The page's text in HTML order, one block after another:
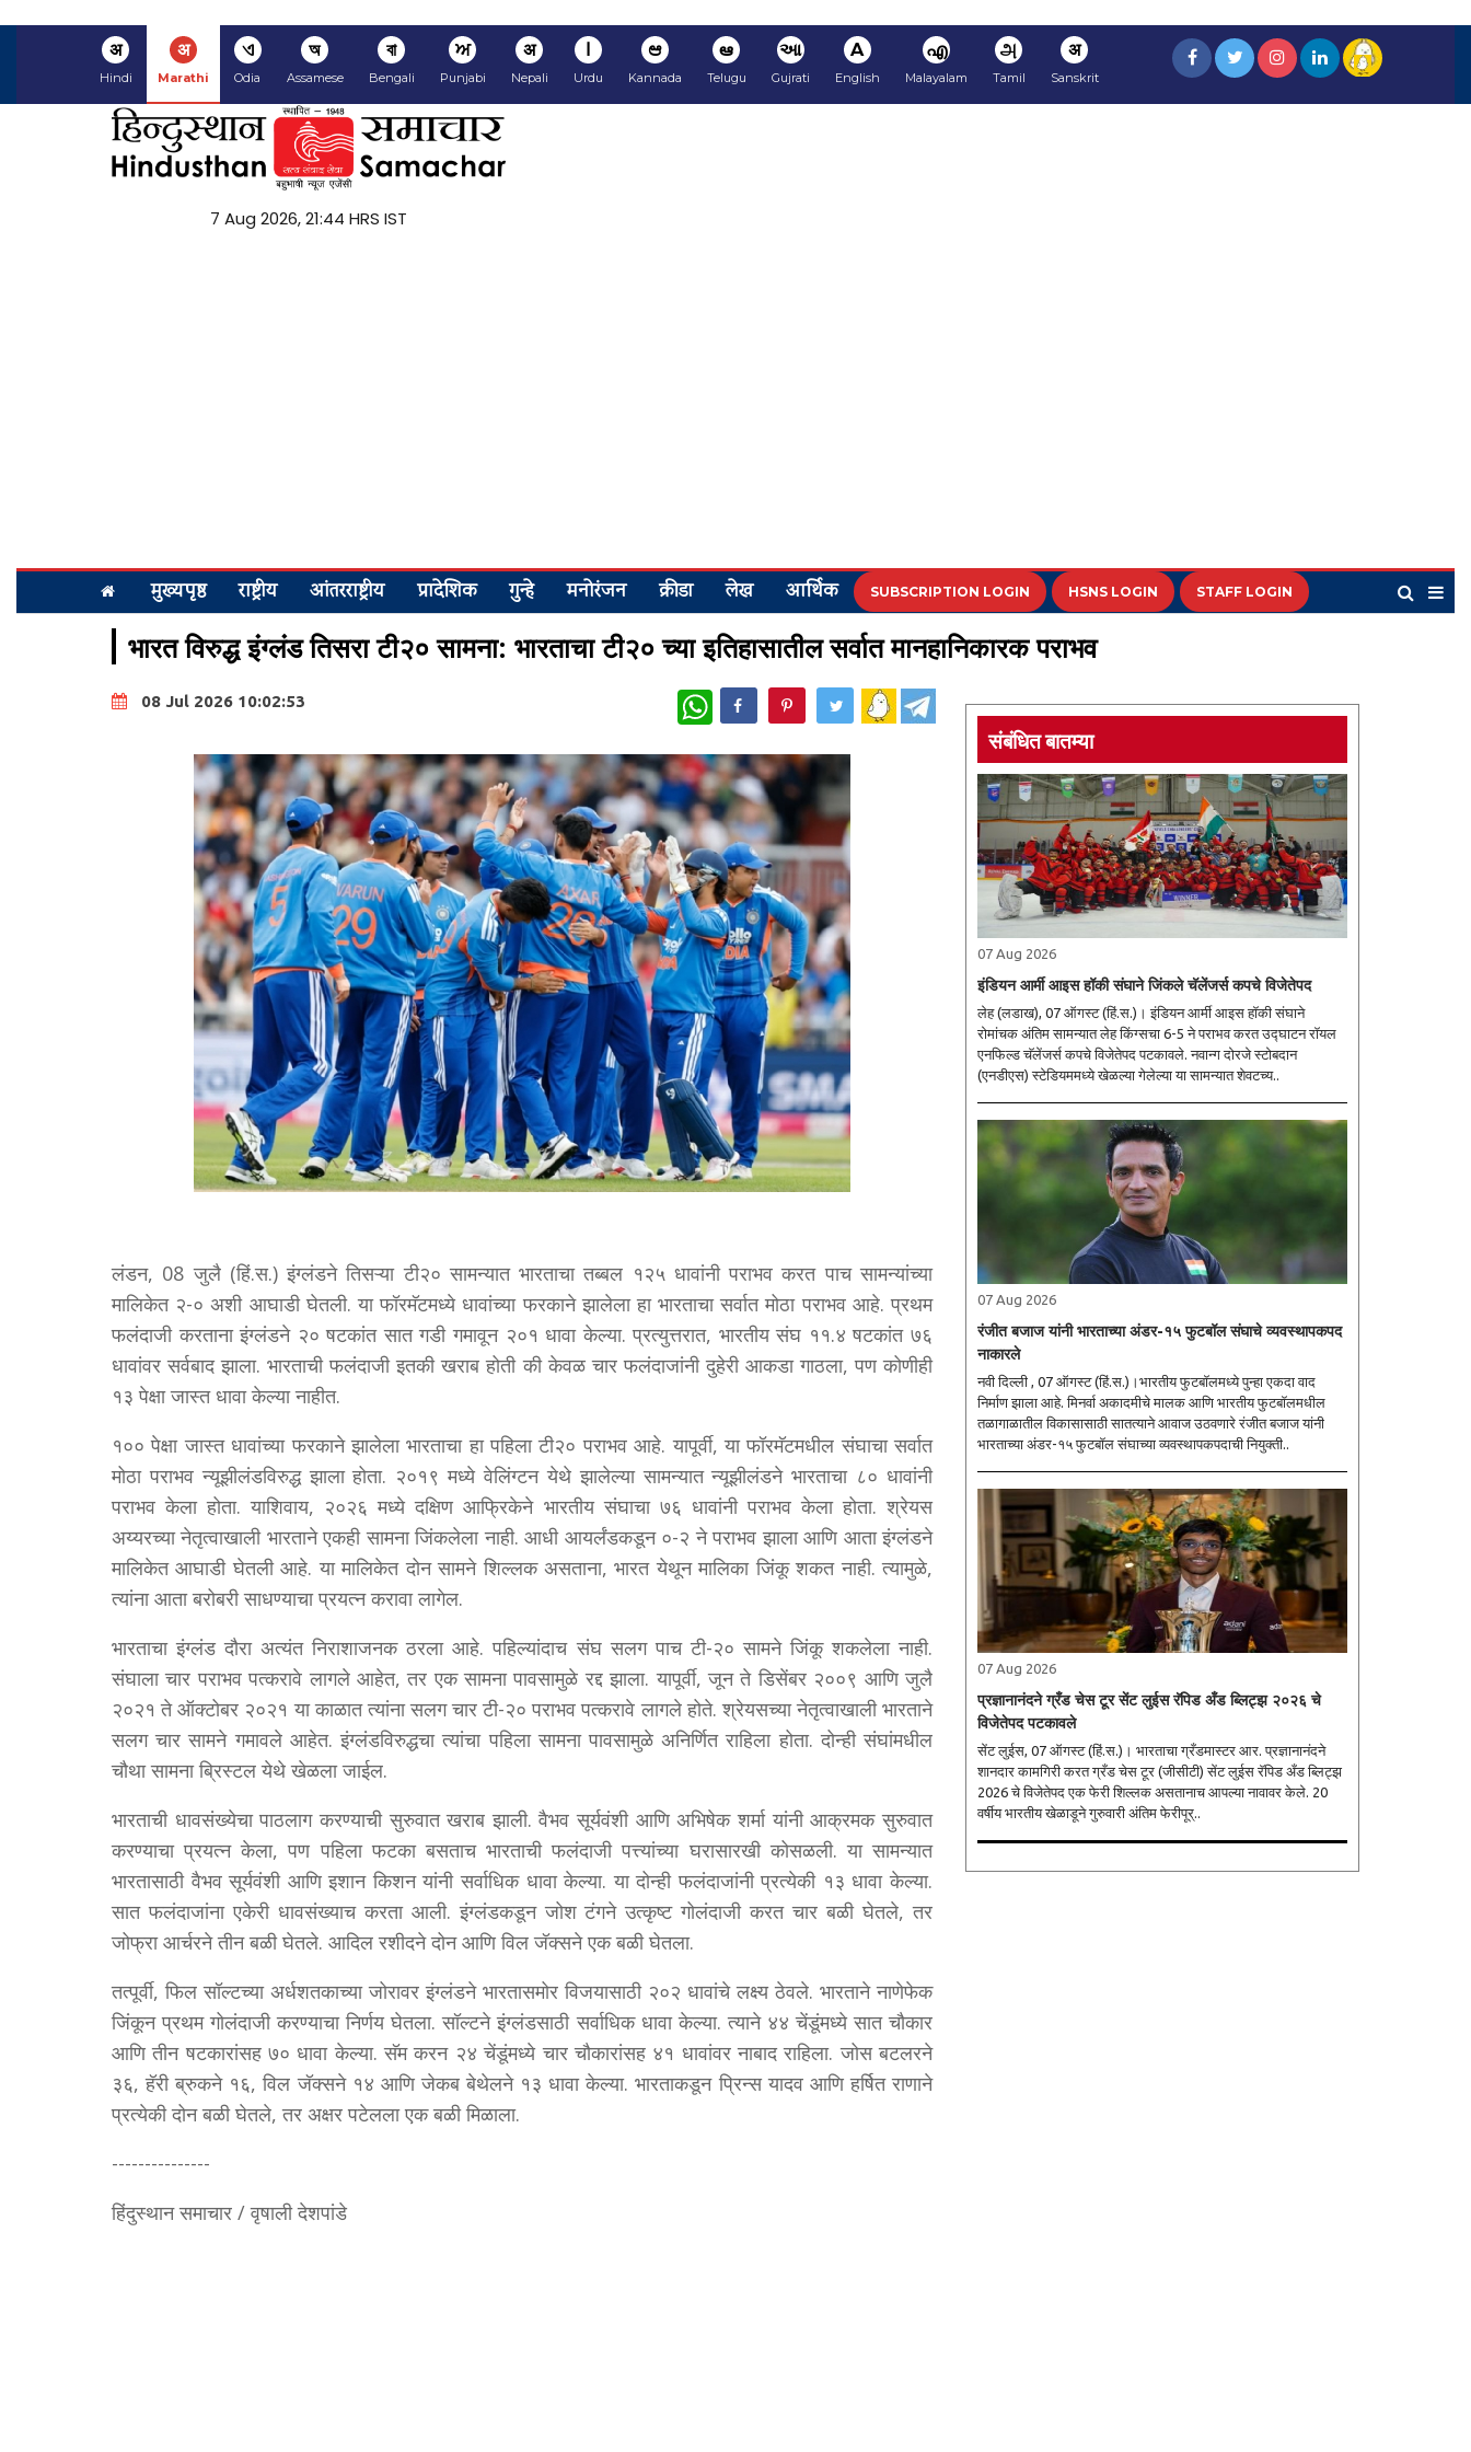
अ
Hindi
अ
Marathi
ଏ
Odia
অ
Assamese
বা
Bengali
ਅ
Punjabi
अ
Nepali
ا
Urdu
ಆ
Kannada
ఆ
Telugu
આ
Gujrati
A
English
എ
Malayalam
அ
Tamil
अ
Sanskrit
7 Aug 2026, 21:44 HRS IST
मुख्यपृष्ठ राष्ट्रीय आंतरराष्ट्रीय प्रादेशिक गुन्हे मनोरंजन क्रीडा लेख आर्थिक SUBSCRIPTION LOGIN HSNS LOGIN STAFF LOGIN
भारत विरुद्ध इंग्लंड तिसरा टी२० सामना: भारताचा टी२० च्या इतिहासातील सर्वात मानहानिकारक पराभव
08 Jul 2026 10:02:53 WhatsApp
लंडन, 08 जुलै (हिं.स.) इंग्लंडने तिसऱ्या टी२० सामन्यात भारताचा तब्बल १२५ धावांनी पराभव करत पाच सामन्यांच्या
मालिकेत २-० अशी आघाडी घेतली. या फॉरमॅटमध्ये धावांच्या फरकाने झालेला हा भारताचा सर्वात मोठा पराभव आहे. प्रथम
फलंदाजी करताना इंग्लंडने २० षटकांत सात गडी गमावून २०१ धावा केल्या. प्रत्युत्तरात, भारतीय संघ ११.४ षटकांत ७६
धावांवर सर्वबाद झाला. भारताची फलंदाजी इतकी खराब होती की केवळ चार फलंदाजांनी दुहेरी आकडा गाठला, पण कोणीही
१३ पेक्षा जास्त धावा केल्या नाहीत.
१०० पेक्षा जास्त धावांच्या फरकाने झालेला भारताचा हा पहिला टी२० पराभव आहे. यापूर्वी, या फॉरमॅटमधील संघाचा सर्वात
मोठा पराभव न्यूझीलंडविरुद्ध झाला होता. २०१९ मध्ये वेलिंग्टन येथे झालेल्या सामन्यात न्यूझीलंडने भारताचा ८० धावांनी
पराभव केला होता. याशिवाय, २०२६ मध्ये दक्षिण आफ्रिकेने भारतीय संघाचा ७६ धावांनी पराभव केला होता. श्रेयस
अय्यरच्या नेतृत्वाखाली भारताने एकही सामना जिंकलेला नाही. आधी आयर्लंडकडून ०-२ ने पराभव झाला आणि आता इंग्लंडने
मालिकेत आघाडी घेतली आहे. या मालिकेत दोन सामने शिल्लक असताना, भारत येथून मालिका जिंकू शकत नाही. त्यामुळे,
त्यांना आता बरोबरी साधण्याचा प्रयत्न करावा लागेल.
भारताचा इंग्लंड दौरा अत्यंत निराशाजनक ठरला आहे. पहिल्यांदाच संघ सलग पाच टी-२० सामने जिंकू शकलेला नाही.
संघाला चार पराभव पत्करावे लागले आहेत, तर एक सामना पावसामुळे रद्द झाला. यापूर्वी, जून ते डिसेंबर २००९ आणि जुलै
२०२१ ते ऑक्टोबर २०२१ या काळात त्यांना सलग चार टी-२० पराभव पत्करावे लागले होते. श्रेयसच्या नेतृत्वाखाली भारताने
सलग चार सामने गमावले आहेत. इंग्लंडविरुद्धचा त्यांचा पहिला सामना पावसामुळे अनिर्णित राहिला होता. दोन्ही संघांमधील
चौथा सामना ब्रिस्टल येथे खेळला जाईल.
भारताची धावसंख्येचा पाठलाग करण्याची सुरुवात खराब झाली. वैभव सूर्यवंशी आणि अभिषेक शर्मा यांनी आक्रमक सुरुवात
करण्याचा प्रयत्न केला, पण पहिला फटका बसताच भारताची फलंदाजी पत्त्यांच्या घरासारखी कोसळली. या सामन्यात
भारतासाठी वैभव सूर्यवंशी आणि इशान किशन यांनी सर्वाधिक धावा केल्या. या दोन्ही फलंदाजांनी प्रत्येकी १३ धावा केल्या.
सात फलंदाजांना एकेरी धावसंख्याच करता आली. इंग्लंडकडून जोश टंगने उत्कृष्ट गोलंदाजी करत चार बळी घेतले, तर
जोफ्रा आर्चरने तीन बळी घेतले. आदिल रशीदने दोन आणि विल जॅक्सने एक बळी घेतला.
तत्पूर्वी, फिल सॉल्टच्या अर्धशतकाच्या जोरावर इंग्लंडने भारतासमोर विजयासाठी २०२ धावांचे लक्ष्य ठेवले. भारताने नाणेफेक
जिंकून प्रथम गोलंदाजी करण्याचा निर्णय घेतला. सॉल्टने इंग्लंडसाठी सर्वाधिक धावा केल्या. त्याने ४४ चेंडूंमध्ये सात चौकार
आणि तीन षटकारांसह ७० धावा केल्या. सॅम करन २४ चेंडूंमध्ये चार चौकारांसह ४१ धावांवर नाबाद राहिला. जोस बटलरने
३६, हॅरी ब्रुकने १६, विल जॅक्सने १४ आणि जेकब बेथेलने १३ धावा केल्या. भारताकडून प्रिन्स यादव आणि हर्षित राणाने
प्रत्येकी दोन बळी घेतले, तर अक्षर पटेलला एक बळी मिळाला.
---------------
हिंदुस्थान समाचार / वृषाली देशपांडे
संबंधित बातम्या
07 Aug 2026
इंडियन आर्मी आइस हॉकी संघाने जिंकले चॅलेंजर्स कपचे विजेतेपद
लेह (लडाख), 07 ऑगस्ट (हिं.स.)। इंडियन आर्मी आइस हॉकी संघाने
रोमांचक अंतिम सामन्यात लेह किंग्सचा 6-5 ने पराभव करत उद्घाटन रॉयल
एनफिल्ड चॅलेंजर्स कपचे विजेतेपद पटकावले. नवान्ग दोरजे स्टोबदान
(एनडीएस) स्टेडियममध्ये खेळल्या गेलेल्या या सामन्यात शेवटच्य..
07 Aug 2026
रंजीत बजाज यांनी भारताच्या अंडर-१५ फुटबॉल संघाचे व्यवस्थापकपद
नाकारले
नवी दिल्ली , 07 ऑगस्ट (हिं.स.)।भारतीय फुटबॉलमध्ये पुन्हा एकदा वाद
निर्माण झाला आहे. मिनर्वा अकादमीचे मालक आणि भारतीय फुटबॉलमधील
तळागाळातील विकासासाठी सातत्याने आवाज उठवणारे रंजीत बजाज यांनी
भारताच्या अंडर-१५ फुटबॉल संघाच्या व्यवस्थापकपदाची नियुक्ती..
07 Aug 2026
प्रज्ञानानंदने ग्रँड चेस टूर सेंट लुईस रॅपिड अँड ब्लिट्झ २०२६ चे
विजेतेपद पटकावले
सेंट लुईस, 07 ऑगस्ट (हिं.स.)। भारताचा ग्रँडमास्टर आर. प्रज्ञानानंदने
शानदार कामगिरी करत ग्रँड चेस टूर (जीसीटी) सेंट लुईस रॅपिड अँड ब्लिट्झ
2026 चे विजेतेपद एक फेरी शिल्लक असतानाच आपल्या नावावर केले. 20
वर्षीय भारतीय खेळाडूने गुरुवारी अंतिम फेरीपूर्..